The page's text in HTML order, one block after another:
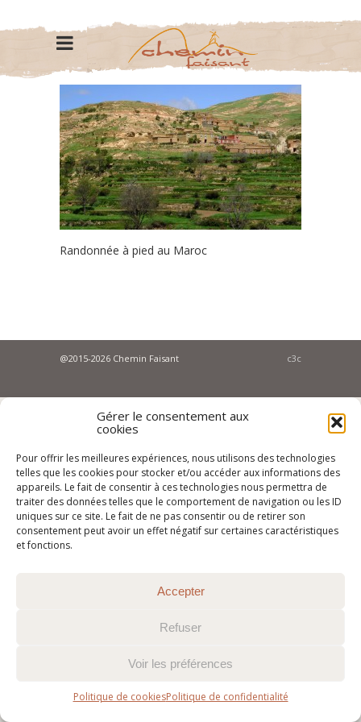
Gérer le consentement aux
cookies
Pour offrir les meilleures expériences, nous utilisons des technologies
telles que les cookies pour stocker et/ou accéder aux informations des
appareils. Le fait de consentir à ces technologies nous permettra de
traiter des données telles que le comportement de navigation ou les ID
uniques sur ce site. Le fait de ne pas consentir ou de retirer son
consentement peut avoir un effet négatif sur certaines caractéristiques
et fonctions.
Accepter
Refuser
Voir les préférences
Politique de cookiesPolitique de confidentialité
Randonnée à pied au Maroc
@2015-2026 Chemin Faisant c3c